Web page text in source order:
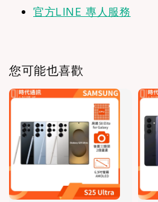
官方LINE 專人服務
您可能也喜歡